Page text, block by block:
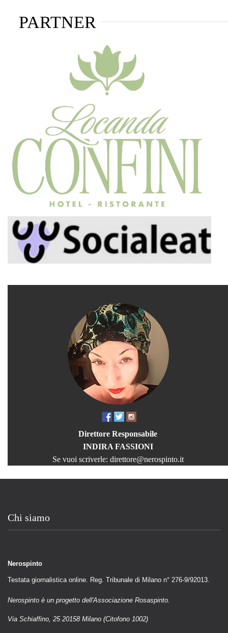
PARTNER
Direttore Responsabile
INDIRA FASSIONI
Se vuoi scriverle: direttore@nerospinto.it
Chi siamo
Nerospinto
Testata giornalistica online. Reg. Tribunale di Milano n° 276-9/92013.
Nerospinto è un progetto dell'Associazione Rosaspinto.
Via Schiaffino, 25 20158 Milano (Citofono 1002)